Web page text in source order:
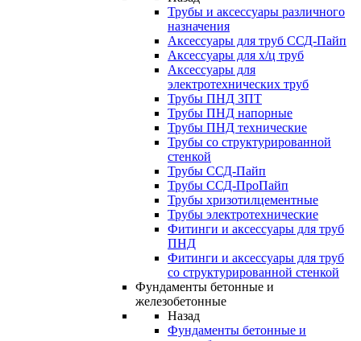
Трубы и аксессуары различного
назначения
Аксессуары для труб ССД-Пайп
Аксессуары для х/ц труб
Аксессуары для
электротехнических труб
Трубы ПНД ЗПТ
Трубы ПНД напорные
Трубы ПНД технические
Трубы со структурированной
стенкой
Трубы ССД-Пайп
Трубы ССД-ПроПайп
Трубы хризотилцементные
Трубы электротехнические
Фитинги и аксессуары для труб
ПНД
Фитинги и аксессуары для труб
со структурированной стенкой
Фундаменты бетонные и
железобетонные
Назад
Фундаменты бетонные и